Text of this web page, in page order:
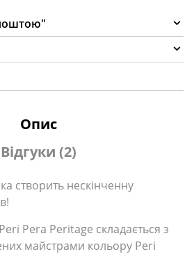
Опис
Відгуки (2)
створить нескінченну
Pera Peritage складається з
майстрами кольору Peri